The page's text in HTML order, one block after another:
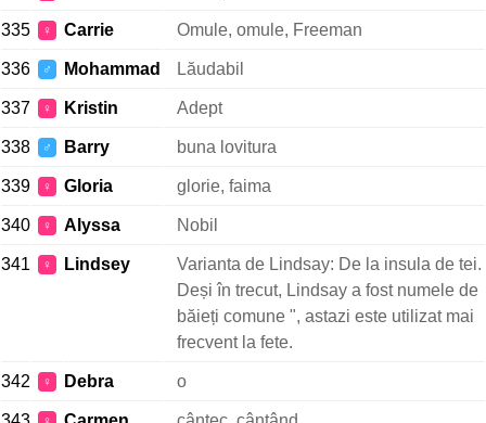
335 ♀ Carrie Omule, omule, Freeman
336 ♂ Mohammad Lăudabil
337 ♀ Kristin Adept
338 ♂ Barry buna lovitura
339 ♀ Gloria glorie, faima
340 ♀ Alyssa Nobil
341 ♀ Lindsey
Varianta de Lindsay: De la insula de tei.
Deși în trecut, Lindsay a fost numele de
băieți comune ", astazi este utilizat mai
frecvent la fete.
342 ♀ Debra o